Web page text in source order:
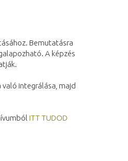
Bemutatásra
A képzés
integrálása, majd
ITT TUDOD